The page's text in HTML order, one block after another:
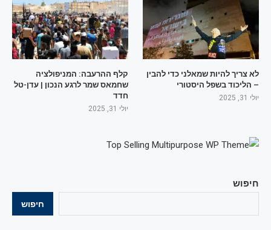
חיפוש
חיפוש
לא צריך להיות שמאלני כדי להבין
– הליכוד בשפל היסטורי
יולי 31, 2025
קלף ההרעבה: המניפולציה
שחמאס שמר לרגע הנכון | עדן-טל
חדד
יולי 31, 2025